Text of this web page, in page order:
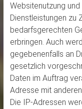
Websitenutzung
Dienstleistungen zu
bedarfsgerechten
erbringen. Auch
gegebenenfalls an
gesetzlich
Daten im Auftrag
Adresse mit
Die IP-Adressen